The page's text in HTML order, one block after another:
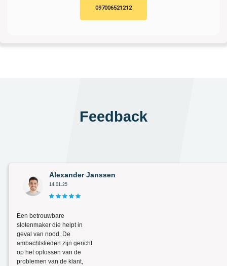
097006521212
Feedback
Alexander Janssen
14.01.25
Een betrouwbare
slotenmaker die helpt in
geval van nood. De
ambachtslieden zijn gericht
op het oplossen van de
problemen van de klant,